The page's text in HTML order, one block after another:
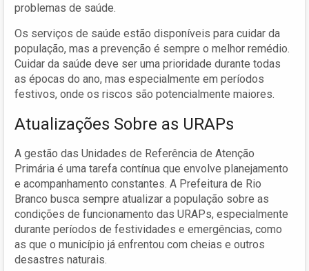
problemas de saúde.
Os serviços de saúde estão disponíveis para cuidar da
população, mas a prevenção é sempre o melhor remédio.
Cuidar da saúde deve ser uma prioridade durante todas
as épocas do ano, mas especialmente em períodos
festivos, onde os riscos são potencialmente maiores.
Atualizações Sobre as URAPs
A gestão das Unidades de Referência de Atenção
Primária é uma tarefa contínua que envolve planejamento
e acompanhamento constantes. A Prefeitura de Rio
Branco busca sempre atualizar a população sobre as
condições de funcionamento das URAPs, especialmente
durante períodos de festividades e emergências, como
as que o município já enfrentou com cheias e outros
desastres naturais.